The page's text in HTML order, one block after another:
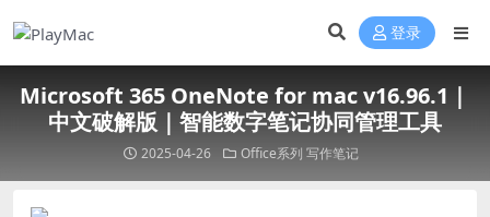
登录
Microsoft 365 OneNote for mac v16.96.1｜
中文破解版｜智能数字笔记协同管理工具
2025-04-26 Office系列 写作笔记